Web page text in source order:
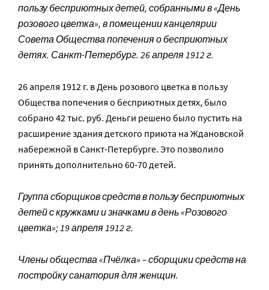
пользу бесприютных детей, собранными в «День
розового цветка», в помещении канцелярии
Совета Общества попечения о бесприютных
детях. Санкт-Петербург. 26 апреля 1912 г.
26 апреля 1912 г. в День розового цветка в пользу
Общества попечения о бесприютных детях, было
собрано 42 тыс. руб. Деньги решено было пустить на
расширение здания детского приюта на Ждановской
набережной в Санкт-Петербурге. Это позволило
принять дополнительно 60-70 детей.
Группа сборщиков средств в пользу бесприютных
детей с кружками и значками в день «Розового
цветка»; 19 апреля 1912 г.
Члены общества «Пчёлка» – сборщики средств на
постройку санатория для женщин.